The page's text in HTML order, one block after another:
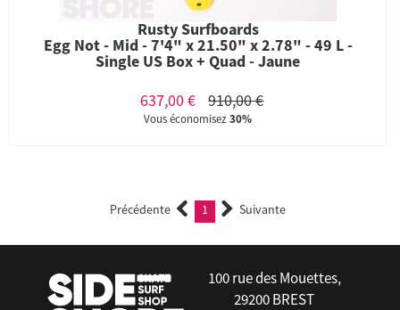
Rusty Surfboards
Egg Not - Mid - 7'4" x 21.50" x 2.78" - 49 L -
Single US Box + Quad - Jaune
637,00 €
910,00 €
Vous économisez30%
Précédente 1 (current)Suivante
100 rue des Mouettes,
29200 BREST